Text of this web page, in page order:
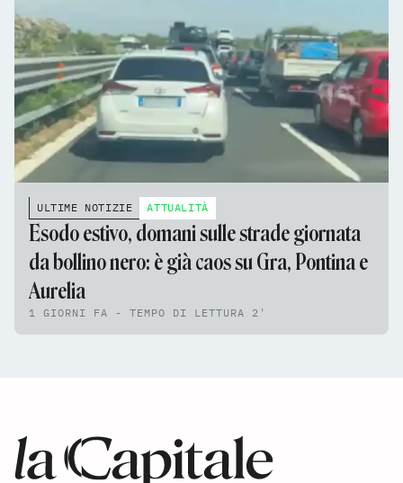
ULTIME NOTIZIE ATTUALITÀ
Esodo estivo, domani sulle strade giornata
da bollino nero: è già caos su Gra, Pontina e
Aurelia
1 GIORNI FA - TEMPO DI LETTURA 2'